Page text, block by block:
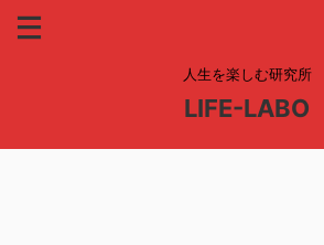
人生を楽しむ研究所
LIFE-LABO